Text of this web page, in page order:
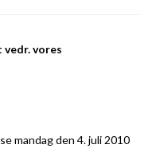
vedr. vores
mandag den 4. juli 2010